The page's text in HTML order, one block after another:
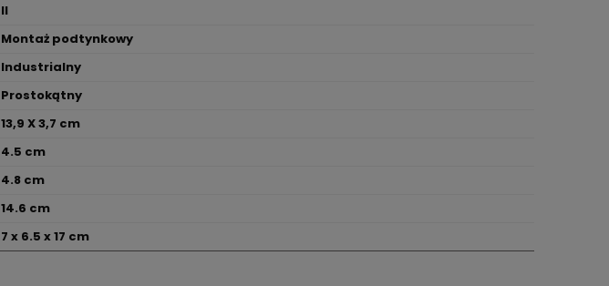
II
Montaż podtynkowy
Industrialny
Prostokątny
13,9 X 3,7 cm
4.5 cm
4.8 cm
14.6 cm
7 x 6.5 x 17 cm